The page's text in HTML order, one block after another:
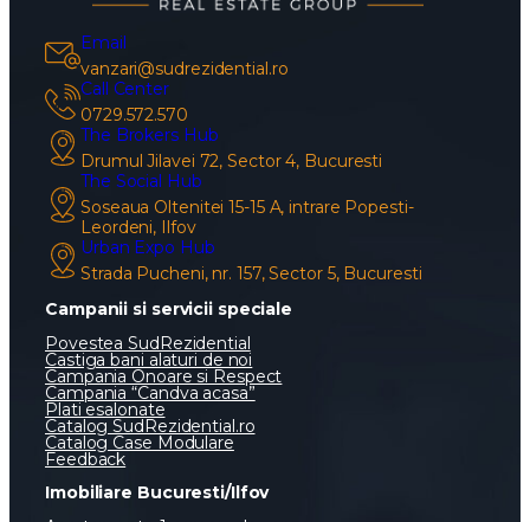
Email
vanzari@sudrezidential.ro
Call Center
0729.572.570
The Brokers Hub
Drumul Jilavei 72, Sector 4, Bucuresti
The Social Hub
Soseaua Oltenitei 15-15 A, intrare Popesti-
Leordeni, Ilfov
Urban Expo Hub
Strada Pucheni, nr. 157, Sector 5, Bucuresti
Campanii si servicii speciale
Povestea SudRezidential
Castiga bani alaturi de noi
Campania Onoare si Respect
Campania “Candva acasa”
Plati esalonate
Catalog SudRezidential.ro
Catalog Case Modulare
Feedback
Imobiliare Bucuresti/Ilfov